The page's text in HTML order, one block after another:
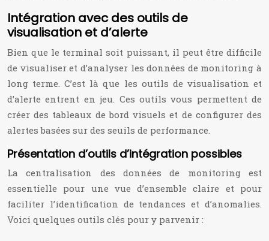
Intégration avec des outils de
visualisation et d’alerte
Bien que le terminal soit puissant, il peut être difficile
de visualiser et d’analyser les données de monitoring à
long terme. C’est là que les outils de visualisation et
d’alerte entrent en jeu. Ces outils vous permettent de
créer des tableaux de bord visuels et de configurer des
alertes basées sur des seuils de performance.
Présentation d’outils d’intégration possibles
La centralisation des données de monitoring est
essentielle pour une vue d’ensemble claire et pour
faciliter l’identification de tendances et d’anomalies.
Voici quelques outils clés pour y parvenir :